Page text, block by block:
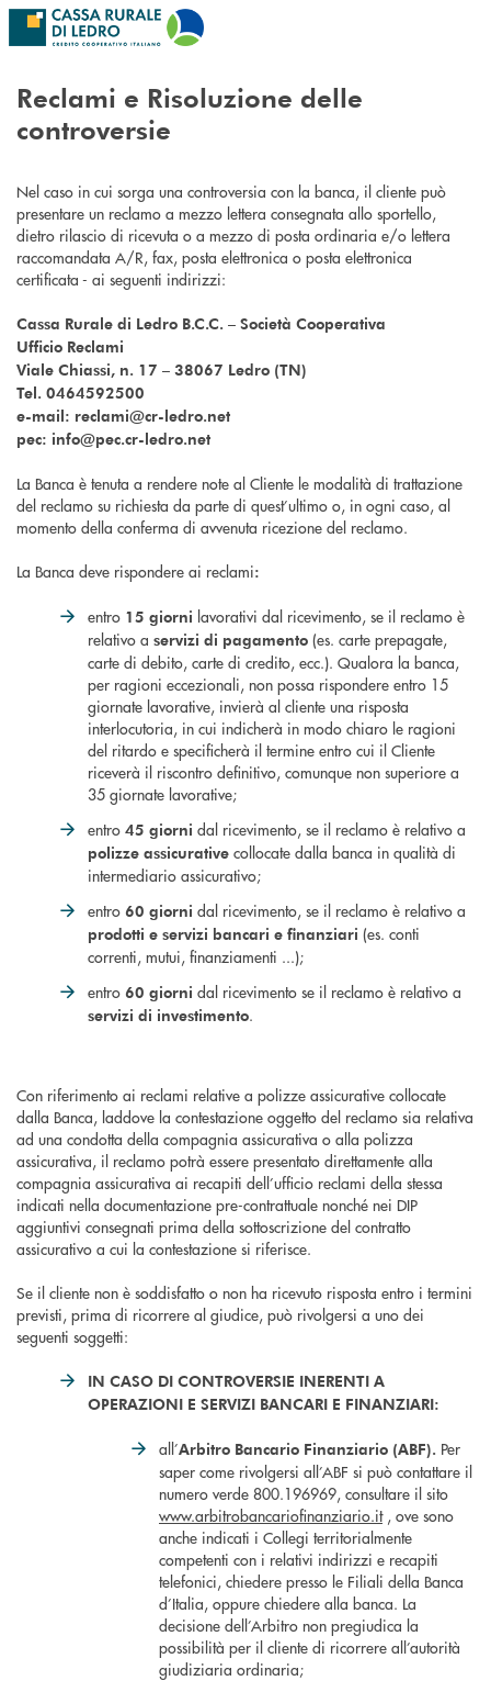
Salta al contenuto principale
Reclami e Risoluzione delle
controversie
Nel caso in cui sorga una controversia con la banca, il cliente può
presentare un reclamo a mezzo lettera consegnata allo sportello,
dietro rilascio di ricevuta o a mezzo di posta ordinaria e/o lettera
raccomandata A/R, fax, posta elettronica o posta elettronica
certificata - ai seguenti indirizzi:
Cassa Rurale di Ledro B.C.C. – Società Cooperativa
Ufficio Reclami
Viale Chiassi, n. 17 – 38067 Ledro (TN)
Tel. 0464592500
e-mail: reclami@cr-ledro.net
pec: info@pec.cr-ledro.net
La Banca è tenuta a rendere note al Cliente le modalità di trattazione
del reclamo su richiesta da parte di quest’ultimo o, in ogni caso, al
momento della conferma di avvenuta ricezione del reclamo.
La Banca deve rispondere ai reclami:
entro 15 giorni lavorativi dal ricevimento, se il reclamo è
relativo a servizi di pagamento (es. carte prepagate,
carte di debito, carte di credito, ecc.). Qualora la banca,
per ragioni eccezionali, non possa rispondere entro 15
giornate lavorative, invierà al cliente una risposta
interlocutoria, in cui indicherà in modo chiaro le ragioni
del ritardo e specificherà il termine entro cui il Cliente
riceverà il riscontro definitivo, comunque non superiore a
35 giornate lavorative;
entro 45 giorni dal ricevimento, se il reclamo è relativo a
polizze assicurative collocate dalla banca in qualità di
intermediario assicurativo;
entro 60 giorni dal ricevimento, se il reclamo è relativo a
prodotti e servizi bancari e finanziari (es. conti
correnti, mutui, finanziamenti ...);
entro 60 giorni dal ricevimento se il reclamo è relativo a
servizi di investimento.
Con riferimento ai reclami relative a polizze assicurative collocate
dalla Banca, laddove la contestazione oggetto del reclamo sia relativa
ad una condotta della compagnia assicurativa o alla polizza
assicurativa, il reclamo potrà essere presentato direttamente alla
compagnia assicurativa ai recapiti dell’ufficio reclami della stessa
indicati nella documentazione pre-contrattuale nonché nei DIP
aggiuntivi consegnati prima della sottoscrizione del contratto
assicurativo a cui la contestazione si riferisce.
Se il cliente non è soddisfatto o non ha ricevuto risposta entro i termini
previsti, prima di ricorrere al giudice, può rivolgersi a uno dei
seguenti soggetti:
IN CASO DI CONTROVERSIE INERENTI A
OPERAZIONI E SERVIZI BANCARI E FINANZIARI:
all’Arbitro Bancario Finanziario (ABF). Per
saper come rivolgersi all’ABF si può contattare il
numero verde 800.196969, consultare il sito
www.arbitrobancariofinanziario.it, ove sono
anche indicati i Collegi territorialmente
competenti con i relativi indirizzi e recapiti
telefonici, chiedere presso le Filiali della Banca
d’Italia, oppure chiedere alla banca. La
decisione dell’Arbitro non pregiudica la
possibilità per il cliente di ricorrere all’autorità
giudiziaria ordinaria;